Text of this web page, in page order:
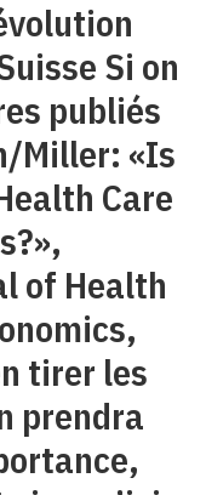
Si on
publiés
Miller: «Is
Care
of Health
tirer les
prendra